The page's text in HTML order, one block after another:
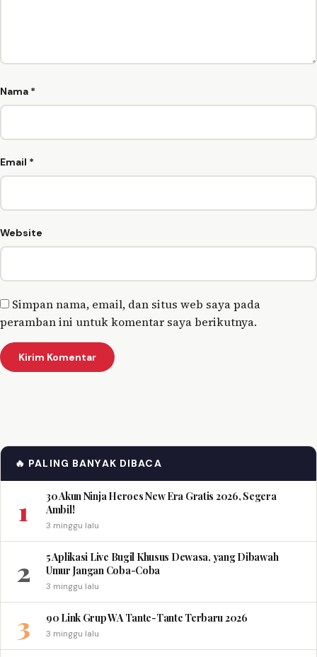
Nama *
Email *
Website
Simpan nama, email, dan situs web saya pada
peramban ini untuk komentar saya berikutnya.
🔥 PALING BANYAK DIBACA
1
30 Akun Ninja Heroes New Era Gratis 2026, Segera
Ambil!
3 minggu lalu
2
5 Aplikasi Live Bugil Khusus Dewasa, yang Dibawah
Umur Jangan Coba-Coba
3 minggu lalu
3 90 Link Grup WA Tante-Tante Terbaru 2026
3 minggu lalu